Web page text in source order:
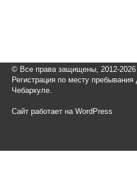
© Все права защищены, 2012-2026
Регистрация по месту
Чебаркуле.
Сайт работает на WordPress